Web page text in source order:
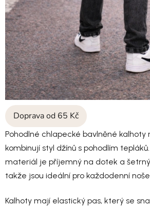
Doprava od 65 Kč
Pohodlné chlapecké bavlněné
kombinují styl džínů s pohodlím
materiál je příjemný na dotek a
takže jsou ideální pro každodenní
Kalhoty mají elastický pas, který se